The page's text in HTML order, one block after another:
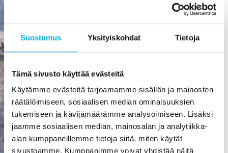
Suostumus Yksityiskohdat Tietoja
Tämä sivusto käyttää evästeitä
Käytämme evästeitä tarjoamamme sisällön ja mainosten
räätälöimiseen, sosiaalisen median ominaisuuksien
tukemiseen ja kävijämäärämme analysoimiseen. Lisäksi
jaamme sosiaalisen median, mainosalan ja analytiikka-
alan kumppaneillemme tietoja siitä, miten käytät
sivustoamme. Kumppanimme voivat yhdistää näitä
remonttiväli
Rakenteiden
pienikin
vuoto voi
aiheuttaa
mittavat
kosteusvauriot,